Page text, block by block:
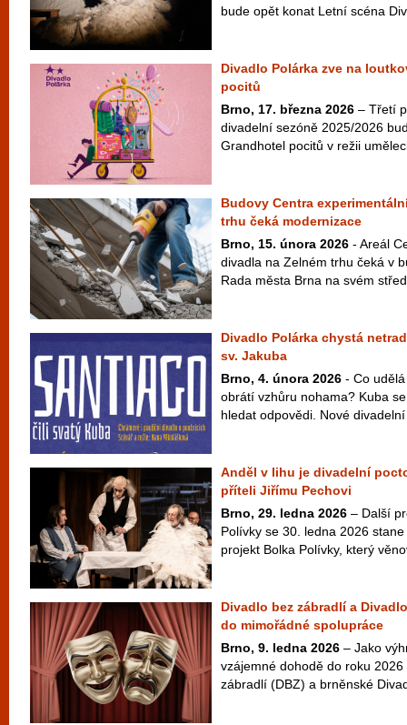
bude opět konat Letní scéna
Divadlo Polárka zve na
pocitů
Brno, 17. března 2026 – Třetí
divadelní sezóně 2025/2026
Grandhotel pocitů v režii
Budovy Centra
trhu čeká modernizace
Brno, 15. února 2026 - Areál
divadla na Zelném trhu čeká v
Rada města Brna na svém
Divadlo Polárka chystá
sv. Jakuba
Brno, 4. února 2026 - Co
obrátí vzhůru nohama? Kuba
hledat odpovědi. Nové
Anděl v lihu je divadelní
příteli Jiřímu Pechovi
Brno, 29. ledna 2026 – Další
Polívky se 30. ledna 2026
projekt Bolka Polívky, který
Divadlo bez zábradlí a
do mimořádné spolupráce
Brno, 9. ledna 2026 – Jako
vzájemné dohodě do roku
zábradlí (DBZ) a brněnské